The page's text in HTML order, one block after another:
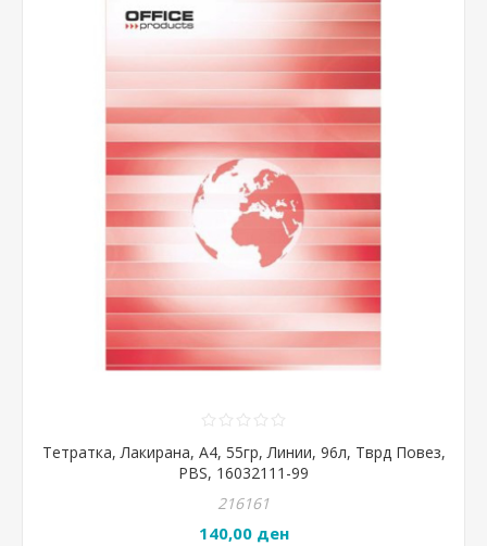
Тетратка, Лакирана, А4, 55гр, Линии, 96л, Тврд Повез,
PBS, 16032111-99
216161
140,00 ден